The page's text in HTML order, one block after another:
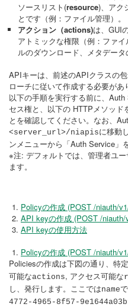
ソースリスト(resource)、アク
とです（例：ファイル管理）。
アクション（actions)は、GUI
アトミックな権限（例：ファ
ルのダウンロード、メタデータ
APIキーは、前述のAPIクラスの
ローチに従いて作成する必要があ
以下の手順を実行する前に、
セス権と、以下の HTTPメソッド
とを確認してください。なお、
<server_url>/niapisに移動し
ンメニューから「Auth Service」
※注: デフォルトでは、管理者ユ
ます。
Policyの作成 (POST /niauth/
API keyの作成 (POST /
API keyの使用方法
Policyの作成 (POST /niauth/
Policiesの作成は下図の通り、特
可能なactions, アクセス可能な
し、発行します。ここではname
4772-4965-8f57-